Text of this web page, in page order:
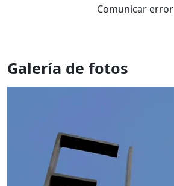
Comunicar error
Galería de fotos